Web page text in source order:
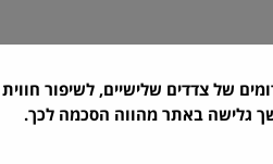
של צדדים שלישיים, לשיפור
גלישה באתר מהווה הסכמה לכך.